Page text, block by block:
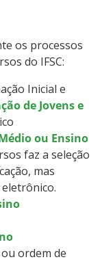
os processos
do IFSC:
Inicial e
de Jovens e
ou Ensino
faz a seleção
mas
ordem de